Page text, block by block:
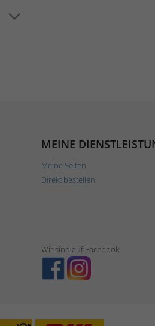
MEINE
Meine Seiten
Direkt bestellen
Wir sind auf Facebook